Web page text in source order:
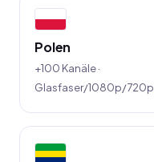
Polen
+100 Kanäle ·
Glasfaser/1080p/720p